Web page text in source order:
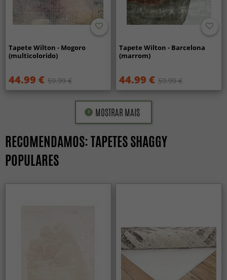
Tapete Wilton - Mogoro
(multicolorido)
44.99 € 59.99 €
Tapete Wilton - Barcelona
(marrom)
44.99 € 59.99 €
MOSTRAR MAIS
RECOMENDAMOS: TAPETES SHAGGY
POPULARES